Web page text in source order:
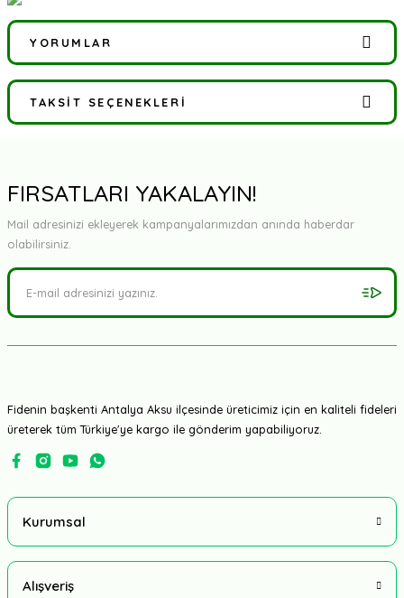
YORUMLAR
Bu ürüne ilk yorumu siz yapın!
TAKSIT SEÇENEKLERI
FIRSATLARI YAKALAYIN!
Mail adresinizi ekleyerek kampanyalarımızdan anında haberdar
olabilirsiniz.
Fidenin başkenti Antalya Aksu ilçesinde üreticimiz için en kaliteli fideleri
üreterek tüm Türkiye'ye kargo ile gönderim yapabiliyoruz.
Kurumsal
Alışveriş